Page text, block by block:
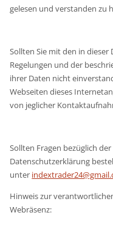
gelesen und verstanden zu
Sollten Sie mit den in
Regelungen und der
ihrer Daten nicht
Webseiten dieses
von jeglicher
Sollten Fragen bezüglich
Datenschutzerklärung
unter
Hinweis zur
Webräsenz: